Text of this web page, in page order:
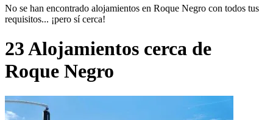
No se han encontrado alojamientos en Roque Negro con todos tus
requisitos... ¡pero sí cerca!
23 Alojamientos cerca de
Roque Negro